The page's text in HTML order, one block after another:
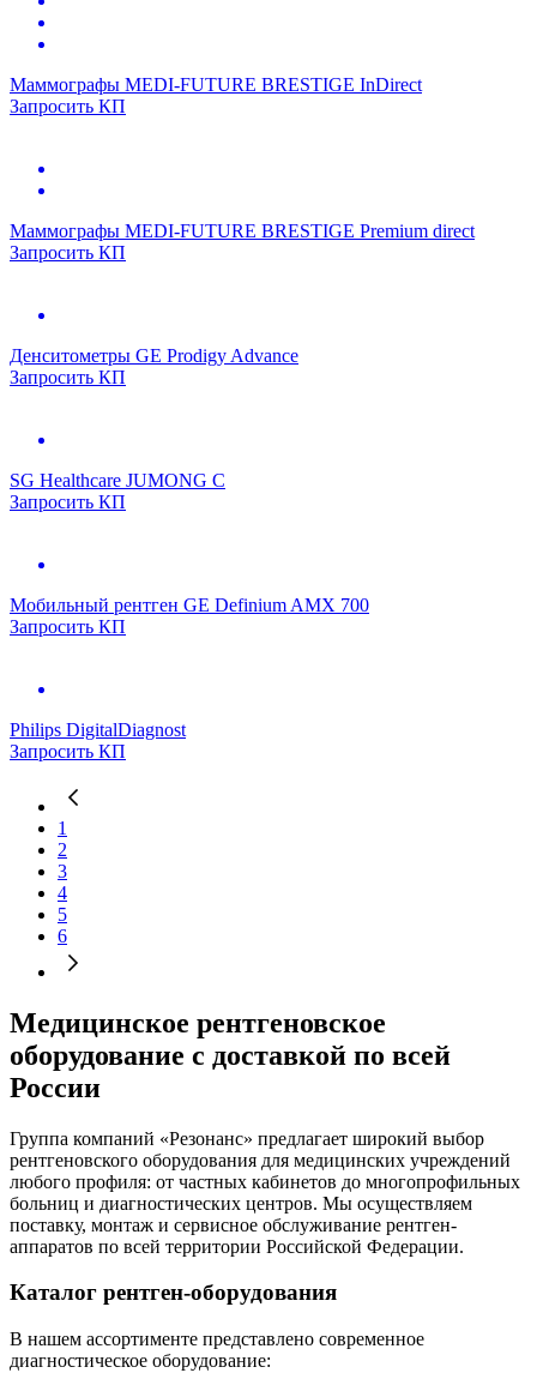
Маммографы MEDI-FUTURE BRESTIGE InDirect
Запросить КП
Маммографы MEDI-FUTURE BRESTIGE Premium direct
Запросить КП
Денситометры GE Prodigy Advance
Запросить КП
SG Healthcare JUMONG C
Запросить КП
Мобильный рентген GE Definium AMX 700
Запросить КП
Philips DigitalDiagnost
Запросить КП
1
2
3
4
5
6
Медицинское рентгеновское
оборудование с доставкой по всей
России
Группа компаний «Резонанс» предлагает широкий выбор
рентгеновского оборудования для медицинских учреждений
любого профиля: от частных кабинетов до многопрофильных
больниц и диагностических центров. Мы осуществляем
поставку, монтаж и сервисное обслуживание рентген-
аппаратов по всей территории Российской Федерации.
Каталог рентген-оборудования
В нашем ассортименте представлено современное
диагностическое оборудование: